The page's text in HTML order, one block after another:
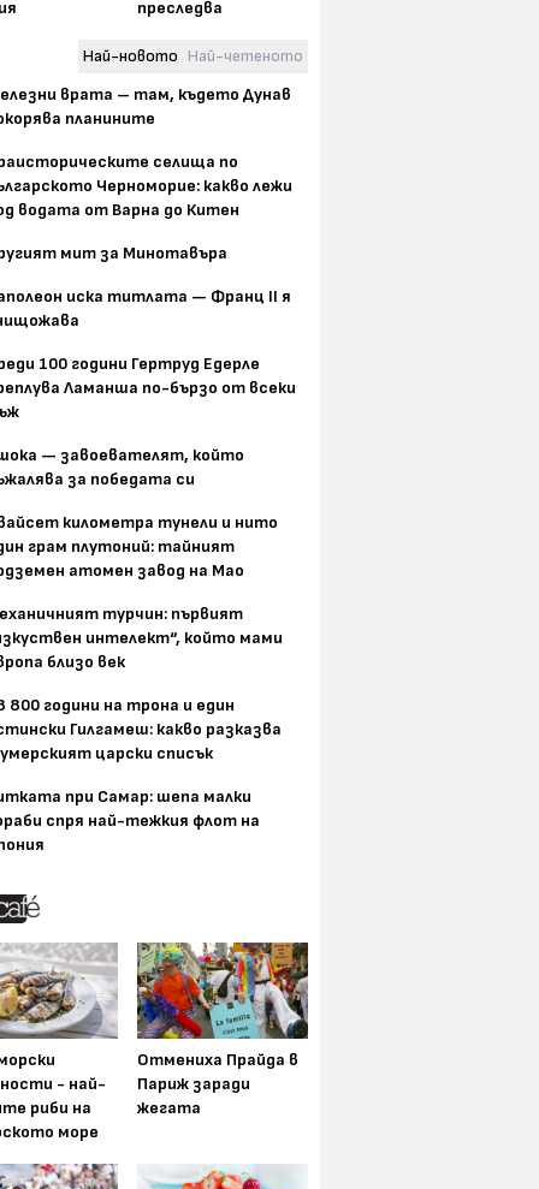
преследва
Най-новото Най-четеното
врата – там, където Дунав
планините
селища по
Черноморие: какво лежи
водата от Варна до Китен
мит за Минотавъра
иска титлата — Франц II я
100 години Гертруд Едерле
Ламанша по-бързо от всеки
— завоевателят, който
за победата си
километра тунели и нито
грам плутоний: тайният
атомен завод на Мао
турчин: първият
интелект“, който мами
близо век
800 години на трона и един
Гилгамеш: какво разказва
царски списък
при Самар: шепа малки
спря най-тежкия флот на
- най-
риби на
море
Отмениха Прайда в
Париж заради
жегата